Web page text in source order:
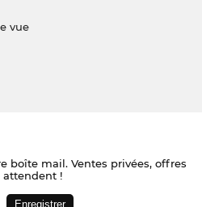
vue
boîte mail. Ventes privées, offres
attendent !